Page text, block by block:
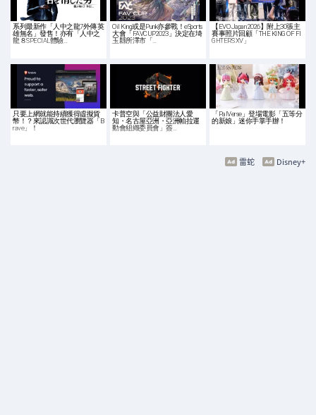
系列最新作「人中之龍7外傳 英
雄無名」發售！亦有「人中之
龍８SPECIAL體驗…
Oil King或是Punk亦參戰！eSports
大會「FAVCUP2023」決定在埼
玉縣所澤市「…
【EVO Japan 2026】附上30張主
賽事照片回顧「THE KING OF FI
GHTERS XV」
只要上網就能持續獲得虛擬貨
幣！？來認識次世代瀏覽器「B
rave」！
卡普空與「公益財團法人愛
知・名古屋亞洲・亞洲帕拉運
動會組織委員會」簽…
「PalVerse」登場電影「五等分
的新娘」迷你手掌手辦！
Disney+
雷蛇